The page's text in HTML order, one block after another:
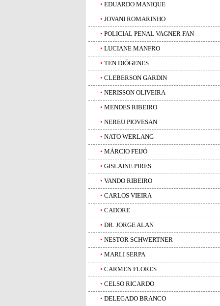
• EDUARDO MANIQUE
• JOVANI ROMARINHO
• POLICIAL PENAL VAGNER FAN
• LUCIANE MANFRO
• TEN DIÓGENES
• CLEBERSON GARDIN
• NERISSON OLIVEIRA
• MENDES RIBEIRO
• NEREU PIOVESAN
• NATO WERLANG
• MÁRCIO FEIJÓ
• GISLAINE PIRES
• VANDO RIBEIRO
• CARLOS VIEIRA
• CADORE
• DR. JORGE ALAN
• NESTOR SCHWERTNER
• MARLI SERPA
• CARMEN FLORES
• CELSO RICARDO
• DELEGADO BRANCO